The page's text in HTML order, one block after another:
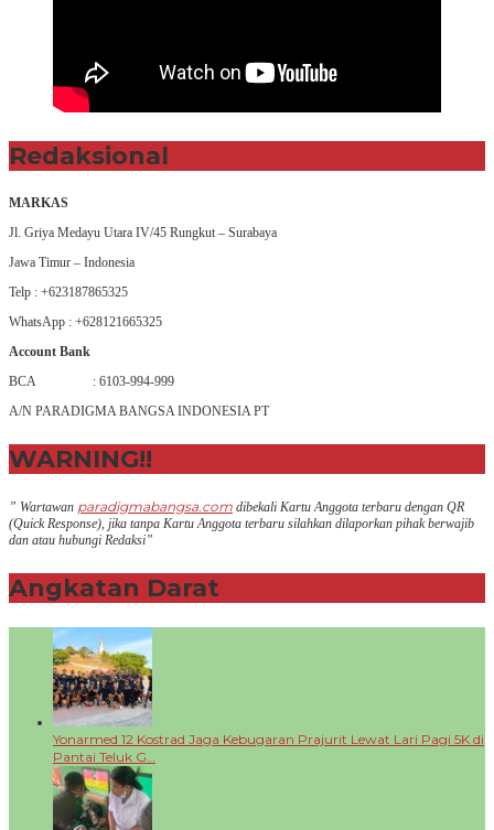
Redaksional
MARKAS
Jl. Griya Medayu Utara IV/45 Rungkut – Surabaya
Jawa Timur – Indonesia
Telp : +623187865325
WhatsApp : +628121665325
Account Bank
BCA : 6103-994-999
A/N PARADIGMA BANGSA INDONESIA PT
WARNING!!
” Wartawan paradigmabangsa.com dibekali Kartu Anggota terbaru dengan QR
(Quick Response), jika tanpa Kartu Anggota terbaru silahkan dilaporkan pihak berwajib
dan atau hubungi Redaksi”
Angkatan Darat
Yonarmed 12 Kostrad Jaga Kebugaran Prajurit Lewat Lari Pagi 5K di
Pantai Teluk G…